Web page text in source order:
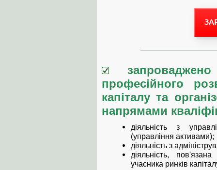
професійного
капіталу та
напрямами
діяльність з
(управління активами);
діяльність з
діяльність,
учасника ринків